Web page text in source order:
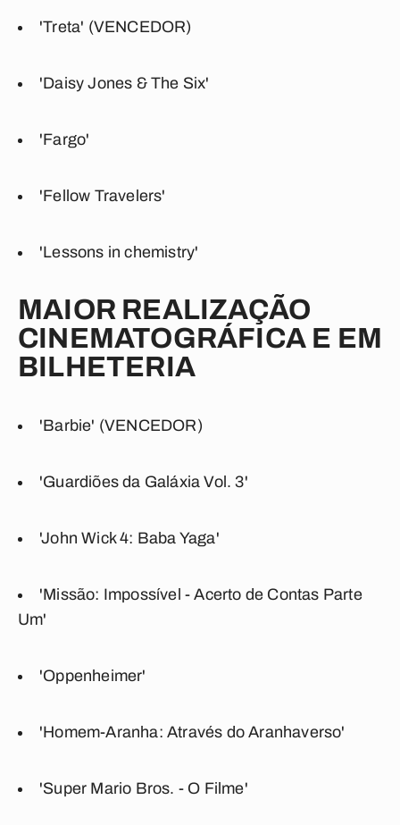
'Treta' (VENCEDOR)
'Daisy Jones & The Six'
'Fargo'
'Fellow Travelers'
'Lessons in chemistry'
MAIOR REALIZAÇÃO
CINEMATOGRÁFICA E EM
BILHETERIA
'Barbie' (VENCEDOR)
'Guardiões da Galáxia Vol. 3'
'John Wick 4: Baba Yaga'
'Missão: Impossível - Acerto de Contas Parte
Um'
'Oppenheimer'
'Homem-Aranha: Através do Aranhaverso'
'Super Mario Bros. - O Filme'